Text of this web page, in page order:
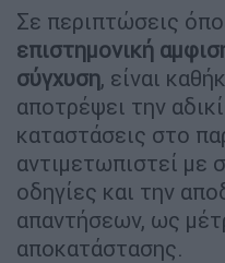
Σε περιπτώσεις
επιστημονική
σύγχυση, είναι
αποτρέψει την
καταστάσεις στο
αντιμετωπιστεί με
οδηγίες και την
απαντήσεων, ως
αποκατάστασης.